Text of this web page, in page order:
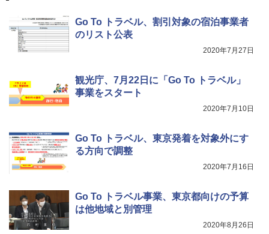
A26 地球の歩き方 チェコ ポーランド スロヴ
￥2,277
[キャンパーズコレクション 山善] 傘みたいに
広げるだけ パッとサッとテント ブラックコ
ーティング フルクローズ メッシュ 3-4人用
簡単設置 ポップアップテント エクルベージ
￥9,990
イド ブラックコーティング フルクローズ メ
ッシュ 4人用 簡単設置 ポップアップテント P
ATCW-150B エクルベージュ
ンパクト多機能設計 持ち運び便利 アウトド
ア/オフィス/教育現場/展示会用 緑
熊撃退スプレー 熊よけスプレー 熊スプレー
【日本企業販売】超強力クマ対策スプレー 30
0ml（連続噴射30秒）110ml（連続噴射15
関の購入実績 登山・キャンプ・アウトドア・
防災用品 長期保存可能 緊急時用 日本国内発
送
Go To トラベル、割引対象の宿泊事業者
のリスト公表
2020年7月27日
観光庁、7月22日に「Go To トラベル」
事業をスタート
2020年7月10日
Go To トラベル、東京発着を対象外にす
る方向で調整
2020年7月16日
Go To トラベル事業、東京都向けの予算
は他地域と別管理
2020年8月26日